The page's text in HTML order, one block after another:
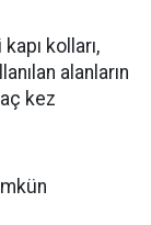
kolları,
alanların
kez